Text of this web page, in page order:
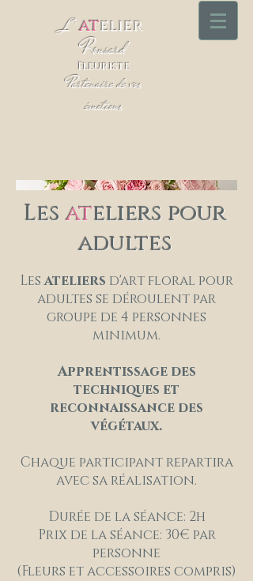
L 'atelier
Ronsard
Fleuriste
Partenaire de vos
émotions
Lesateliers pour
adultes
Lesateliers d'art floral pour
adultes se déroulent par
groupe de 4 personnes
minimum.
Apprentissage des
techniques et
reconnaissance des
végétaux.
Chaque participant repartira
avec sa réalisation.
Durée de la séance: 2h
Prix de la séance: 30€ par
personne
(Fleurs et accessoires compris)